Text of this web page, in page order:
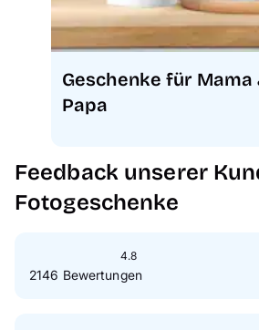
Geschenke für Mama
Papa
Feedback unserer
Fotogeschenke
4.8
2146 Bewertungen